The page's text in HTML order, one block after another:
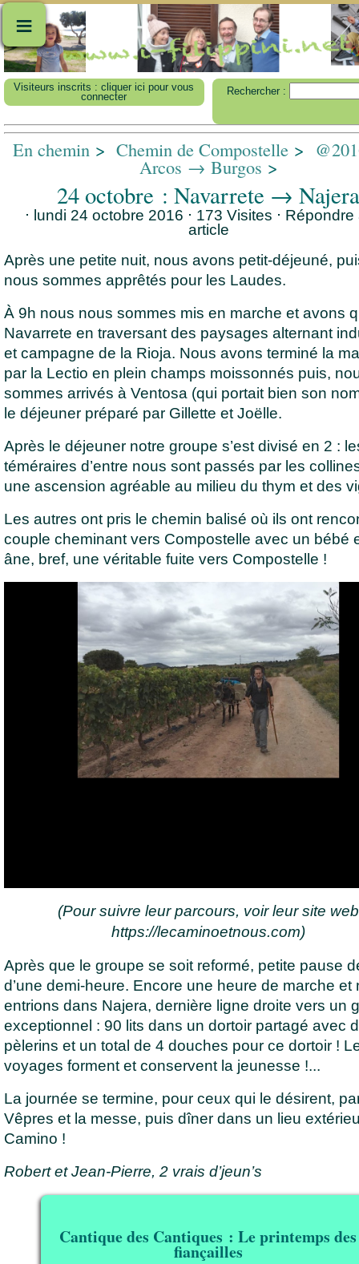
Visiteurs inscrits : cliquer ici pour vous
connecter
Rechercher :
≡
En chemin > Chemin de Compostelle >
Arcos → Burgos >
24 octobre : Navarrete → Najera
⋅ lundi 24 octobre 2016 ⋅ 173 Visites ⋅ Répondre
article
Après une petite nuit, nous avons petit-déjeuné,
nous sommes apprêtés pour les Laudes.
À 9h nous nous sommes mis en marche et avons
Navarrete en traversant des paysages alternant
et campagne de la Rioja. Nous avons terminé la
par la Lectio en plein champs moissonnés puis,
sommes arrivés à Ventosa (qui portait bien son
le déjeuner préparé par Gillette et Joëlle.
Après le déjeuner notre groupe s’est divisé en 2 :
téméraires d’entre nous sont passés par les
une ascension agréable au milieu du thym et des
Les autres ont pris le chemin balisé où ils ont
couple cheminant vers Compostelle avec un bébé
âne, bref, une véritable fuite vers Compostelle !
(Pour suivre leur parcours, voir leur site web
https://lecaminoetnous.com)
Après que le groupe se soit reformé, petite pause
d’une demi-heure. Encore une heure de marche et
entrions dans Najera, dernière ligne droite vers un
exceptionnel : 90 lits dans un dortoir partagé avec
pèlerins et un total de 4 douches pour ce dortoir !
voyages forment et conservent la jeunesse !...
La journée se termine, pour ceux qui le désirent,
Vêpres et la messe, puis dîner dans un lieu
Camino !
Robert et Jean-Pierre, 2 vrais d’jeun’s
Cantique des Cantiques : Le printemps des
fiançailles